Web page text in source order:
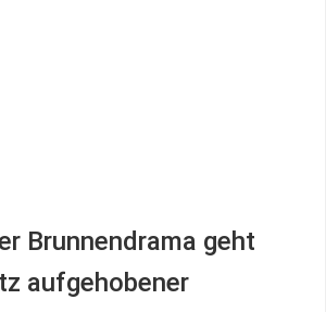
Brunnendrama geht
aufgehobener